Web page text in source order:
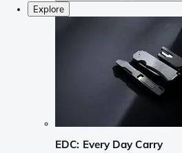
Explore
EDC: Every Day Carry